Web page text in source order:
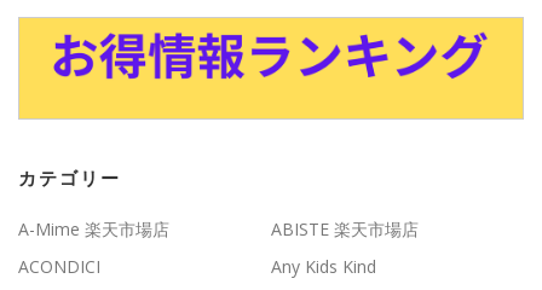
カテゴリー
A-Mime 楽天市場店
ABISTE 楽天市場店
ACONDICI
Any Kids Kind